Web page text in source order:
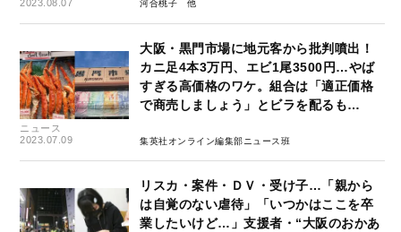
2023.08.07
河合桃子
ニュース
2023.07.09
大阪・黒門市場に地元客から批判噴出！
カニ足4本3万円、エビ1尾3500円…やば
すぎる高価格のワケ。組合は「適正価格
で商売しましょう」とビラを配るも…
集英社オンライン編集部ニュース班
リスカ・案件・ＤＶ・受け子…「親から
は自覚のない虐待」「いつかはここを卒
業したいけど…」支援者・“大阪のおかあ